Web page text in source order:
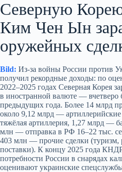
Северную
Ким Чен Ын
оружейных
Bild: Из‑за войны России против
получил рекордные доходы: по
2022–2025 годах Северная Корея
в иностранной валюте — вчетверо
предыдущих года. Более 14 млрд
около 9,12 млрд —
тяжёлая артиллерия, 1,27 млрд —
млн — отправка в РФ 16–22 тыс.
403 млн — прочие сделки (туризм,
поставки). К концу 2025 года
потребности России в снарядах
оценивают украинские